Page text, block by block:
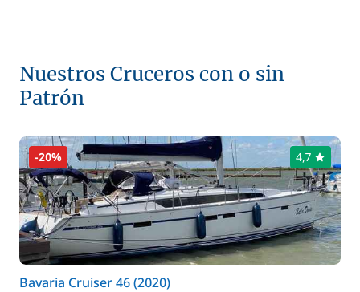
Nuestros Cruceros con o sin
Patrón
-20% 4,7
Bavaria Cruiser 46 (2020)